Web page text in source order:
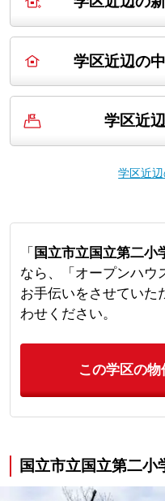
学区近辺の
学区近
学区近
「 国立市立国立第二小
なら、「オープンハウ
お手伝いをさせていた
わせください。
この学区の
国立市立国立第二小